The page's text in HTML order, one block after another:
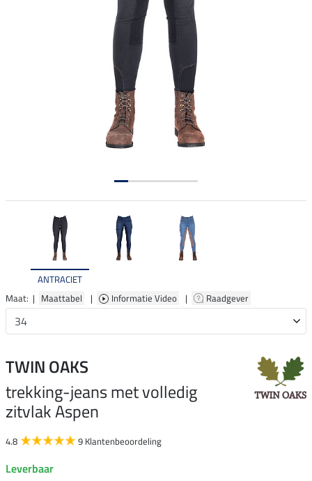
ANTRACIET
Maat: | Maattabel | Informatie Video | Raadgever
TWIN OAKS
trekking-jeans met volledig
zitvlak Aspen
4.8 9 Klantenbeoordeling
Leverbaar